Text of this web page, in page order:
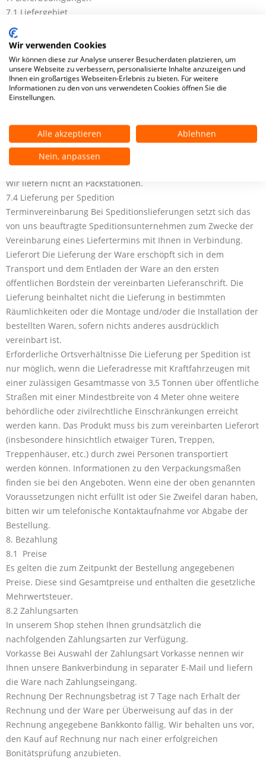
7.1 Liefergebiet
Wir liefern innerhalb Deutschlands.
7.2 Versandkosten
Zuzüglich zu den angegebenen Preisen kommen bei dem
Standardversand noch Versandkosten in Höhe von Euro hinzu.
7.3 Lieferoptionen
Wir versenden die Produkte an die im Bestellprozess
Sie haben grundsätzlich die Möglichkeit der Abholung bei K&R
GmbH, Industriestraße 25, 48629 Metelen, Deutschland zu den
nachfolgend angegebenen Geschäftszeiten: 7:30 Uhr - 16:30
Uhr
Wir liefern nicht an Packstationen.
7.4 Lieferung per Spedition
Terminvereinbarung Bei Speditionslieferungen setzt sich das
von uns beauftragte Speditionsunternehmen zum Zwecke der
Vereinbarung eines Liefertermins mit Ihnen in Verbindung.
Lieferort Die Lieferung der Ware erschöpft sich in dem
Transport und dem Entladen der Ware an den ersten
öffentlichen Bordstein der vereinbarten Lieferanschrift. Die
Lieferung beinhaltet nicht die Lieferung in bestimmten
Räumlichkeiten oder die Montage und/oder die Installation der
bestellten Waren, sofern nichts anderes ausdrücklich
vereinbart ist.
Erforderliche Ortsverhältnisse Die Lieferung per Spedition ist
nur möglich, wenn die Lieferadresse mit Kraftfahrzeugen mit
einer zulässigen Gesamtmasse von 3,5 Tonnen über öffentliche
Straßen mit einer Mindestbreite von 4 Meter ohne weitere
behördliche oder zivilrechtliche Einschränkungen erreicht
werden kann. Das Produkt muss bis zum vereinbarten Lieferort
(insbesondere hinsichtlich etwaiger Türen, Treppen,
Treppenhäuser, etc.) durch zwei Personen transportiert
werden können. Informationen zu den Verpackungsmaßen
finden sie bei den Angeboten. Wenn eine der oben genannten
Voraussetzungen nicht erfüllt ist oder Sie Zweifel daran haben,
bitten wir um telefonische Kontaktaufnahme vor Abgabe der
Bestellung.
8. Bezahlung
8.1 Preise
Es gelten die zum Zeitpunkt der Bestellung angegebenen
Preise. Diese sind Gesamtpreise und enthalten die gesetzliche
Mehrwertsteuer.
8.2 Zahlungsarten
In unserem Shop stehen Ihnen grundsätzlich die
nachfolgenden Zahlungsarten zur Verfügung.
Vorkasse Bei Auswahl der Zahlungsart Vorkasse nennen wir
Ihnen unsere Bankverbindung in separater E-Mail und liefern
die Ware nach Zahlungseingang.
Rechnung Der Rechnungsbetrag ist 7 Tage nach Erhalt der
Rechnung und der Ware per Überweisung auf das in der
Rechnung angegebene Bankkonto fällig. Wir behalten uns vor,
den Kauf auf Rechnung nur nach einer erfolgreichen
Bonitätsprüfung anzubieten.
Wir verwenden Cookies
Wir können diese zur Analyse unserer Besucherdaten platzieren, um
unsere Webseite zu verbessern, personalisierte Inhalte anzuzeigen und
Ihnen ein großartiges Webseiten-Erlebnis zu bieten. Für weitere
Informationen zu den von uns verwendeten Cookies öffnen Sie die
Einstellungen.
Alle akzeptieren
Ablehnen
Nein, anpassen